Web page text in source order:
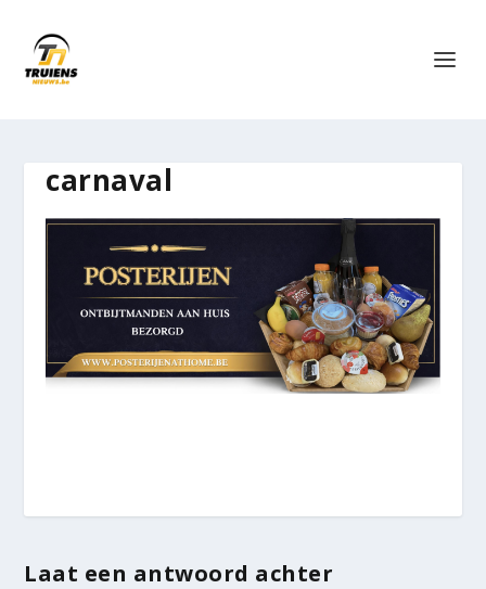
carnaval
Laat een antwoord achter